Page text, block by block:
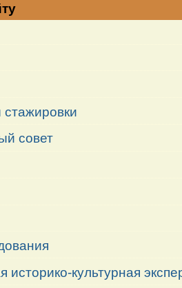
совет
историко-культурная